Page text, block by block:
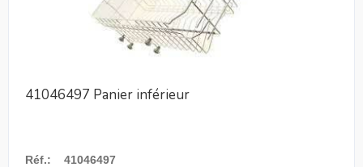
41046497 Panier inférieur
Réf.: 41046497